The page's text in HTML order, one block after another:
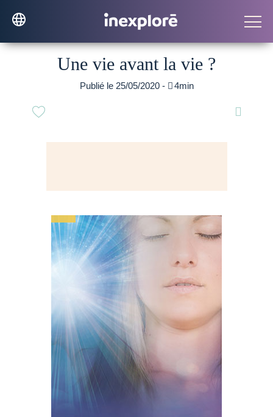
Une vie avant la vie ?
Publié le 25/05/2020 - 4min
